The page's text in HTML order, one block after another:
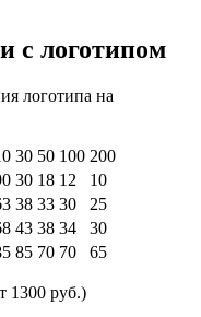
с логотипом
логотипа на
30 50 100 200
30 18 12
10
38 33 30
25
43 38 34
30
85 70 70 65
1300 руб.)